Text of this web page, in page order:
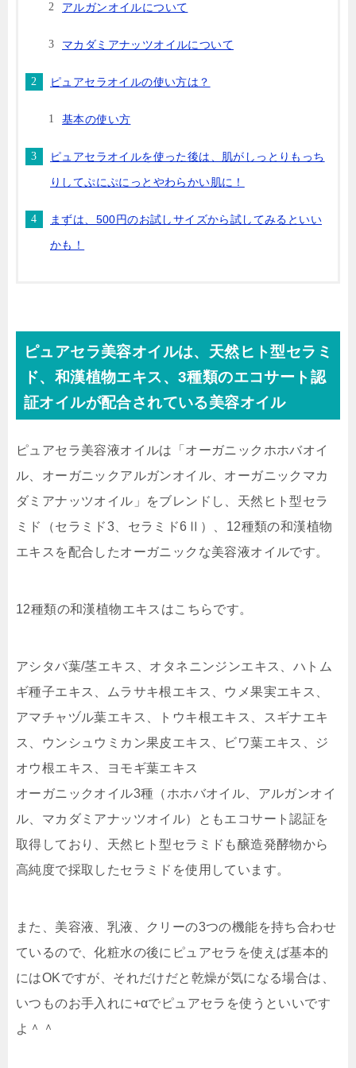
アルガンオイルについて
マカダミアナッツオイルについて
ピュアセラオイルの使い方は？
基本の使い方
ピュアセラオイルを使った後は、肌がしっとりもっち
りしてぷにぷにっとやわらかい肌に！
まずは、500円のお試しサイズから試してみるといい
かも！
ピュアセラ美容オイルは、天然ヒト型セラミ
ド、和漢植物エキス、3種類のエコサート認
証オイルが配合されている美容オイル
ピュアセラ美容液オイルは「 オーガニックホホバオイ
ル、オーガニックアルガンオイル、オーガニックマカ
ダミアナッツオイル 」をブレンドし、 天然ヒト型セラ
ミド（セラミド3、セラミド6Ⅱ）
、12種類の和漢植物
エキスを配合 したオーガニックな美容液オイルです。
12種類の和漢植物エキスはこちらです。
アシタバ葉/茎エキス、オタネニンジンエキス、ハトム
ギ種子エキス、ムラサキ根エキス、ウメ果実エキス、
アマチャヅル葉エキス、トウキ根エキス、スギナエキ
ス、ウンシュウミカン果皮エキス、ビワ葉エキス、ジ
オウ根エキス、ヨモギ葉エキス
オーガニックオイル3種（ホホバオイル、アルガンオイ
ル、マカダミアナッツオイル）ともエコサート認証を
取得 しており、天然ヒト型セラミドも醸造発酵物から
高純度で採取したセラミドを使用 しています。
また、 美容液、乳液、クリーの3つの機能を持ち合わせ
ているので、化粧水の後にピュアセラを使えば基本的
にはOKですが、それだけだと乾燥が気になる場合は、
いつものお手入れに+αでピュアセラを使うといいです
よ＾＾